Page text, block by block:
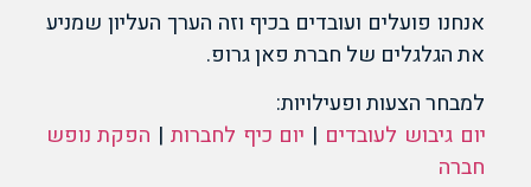
אנחנו פועלים ועובדים בכיף וזה הערך העליון שמניע
את הגלגלים של חברת פאן גרופ.
למבחר הצעות ופעילויות:
יום גיבוש לעובדים | יום כיף לחברות | הפקת נופש
חברה